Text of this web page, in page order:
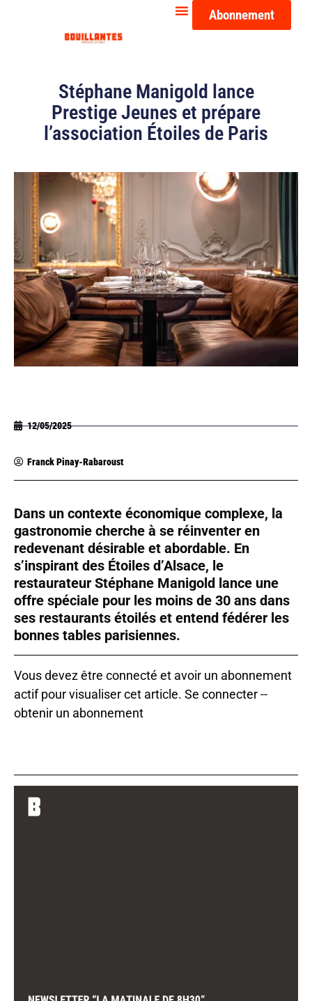
Abonnement
Stéphane Manigold lance
Prestige Jeunes et prépare
l’association Étoiles de Paris
12/05/2025
Franck Pinay-Rabaroust
Dans un contexte économique complexe, la
gastronomie cherche à se réinventer en
redevenant désirable et abordable. En
s’inspirant des Étoiles d’Alsace, le
restaurateur Stéphane Manigold lance une
offre spéciale pour les moins de 30 ans dans
ses restaurants étoilés et entend fédérer les
bonnes tables parisiennes.
Vous devez être connecté et avoir un abonnement
actif pour visualiser cet article. Se connecter--
obtenir un abonnement